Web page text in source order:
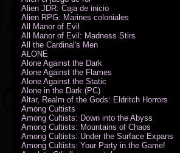
Alien JDR: Caja de inicio
Alien RPG: Marines coloniales
All Manor of Evil
All Manor of Evil: Madness Stirs
All the Cardinal's Men
ALONE
Alone Against the Dark
Alone Against the Flames
Alone Against the Static
Alone in the Dark (PC)
Altar, Realm of the Gods: Eldritch Horrors
Among Cultists
Among Cultists: Down into the Abyss
Among Cultists: Mountains of Chaos
Among Cultists: Under the Surface Expansion
Among Cultists: Your Party in the Game!